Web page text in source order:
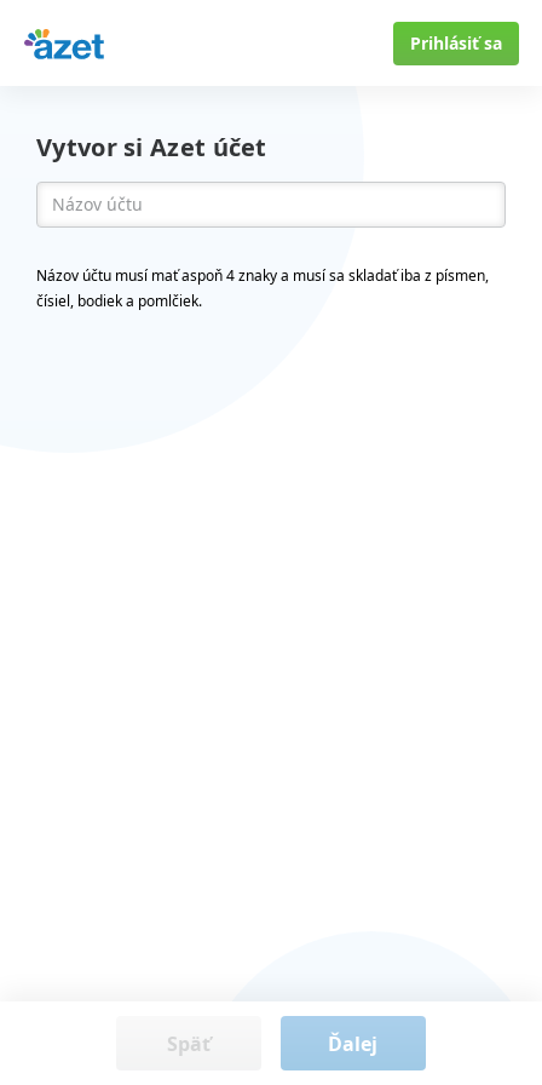
Prihlásiť sa
Vytvor si Azet účet
Názov účtu musí mať aspoň 4 znaky a musí sa skladať iba z písmen,
čísiel, bodiek a pomlčiek.